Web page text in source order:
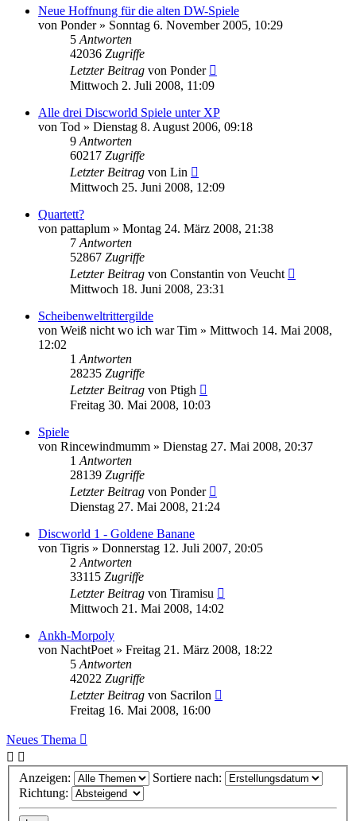
Neue Hoffnung für die alten DW-Spiele
von Ponder» Sonntag 6. November 2005, 10:29
5 Antworten
42036 Zugriffe
Letzter Beitrag von Ponder
Mittwoch 2. Juli 2008, 11:09
Alle drei Discworld Spiele unter XP
von Tod » Dienstag 8. August 2006, 09:18
9 Antworten
60217 Zugriffe
Letzter Beitrag von Lin
Mittwoch 25. Juni 2008, 12:09
Quartett?
von pattaplum » Montag 24. März 2008, 21:38
7 Antworten
52867 Zugriffe
Letzter Beitrag von Constantin von Veucht
Mittwoch 18. Juni 2008, 23:31
Scheibenweltrittergilde
von Weiß nicht wo ich war Tim » Mittwoch 14. Mai 2008,
12:02
1 Antworten
28235 Zugriffe
Letzter Beitrag von Ptigh
Freitag 30. Mai 2008, 10:03
Spiele
von Rincewindmumm » Dienstag 27. Mai 2008, 20:37
1 Antworten
28139 Zugriffe
Letzter Beitrag von Ponder
Dienstag 27. Mai 2008, 21:24
Discworld 1 - Goldene Banane
von Tigris » Donnerstag 12. Juli 2007, 20:05
2 Antworten
33115 Zugriffe
Letzter Beitrag von Tiramisu
Mittwoch 21. Mai 2008, 14:02
Ankh-Morpoly
von NachtPoet » Freitag 21. März 2008, 18:22
5 Antworten
42022 Zugriffe
Letzter Beitrag von Sacrilon
Freitag 16. Mai 2008, 16:00
Neues Thema
Anzeigen:
Sortiere nach:
Richtung: